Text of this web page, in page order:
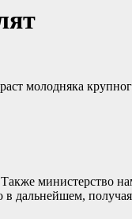
молодняка
министерство
дальнейшем,